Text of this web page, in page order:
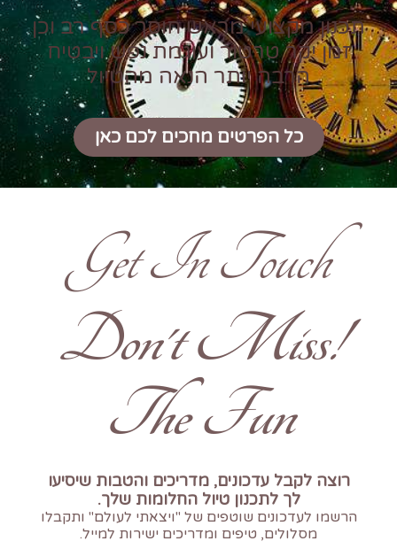
תכנון מקצועי מראש חוסך כסף רב וכן
זמן יקר טרטור ועוגמת נפש ויבטיח
הרבה יותר הנאה מהטיול
כל הפרטים מחכים לכם כאן
Get In Touch
!Don't Miss
The Fun